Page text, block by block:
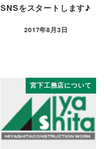
SNSをスタートします♪
投稿日
2017年8月3日
宮下工務店について